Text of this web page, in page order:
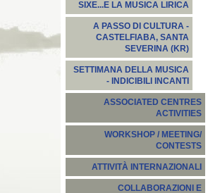
SIXE...E LA MUSICA LIRICA
A PASSO DI CULTURA -
CASTELFIABA, SANTA
SEVERINA (KR)
SETTIMANA DELLA MUSICA
- INDICIBILI INCANTI
ASSOCIATED CENTRES
ACTIVITIES
WORKSHOP / MEETING/
CONTESTS
ATTIVITÀ INTERNAZIONALI
COLLABORAZIONI E